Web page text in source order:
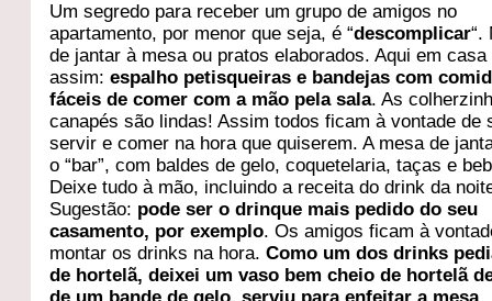
Um segredo para receber um grupo de amigos no
apartamento, por menor que seja, é “descomplicar“.
de jantar à mesa ou pratos elaborados. Aqui em
assim:espalho petisqueiras e bandejas com
fáceis de comer com a mão pela sala. As
canapés são lindas! Assim todos ficam à vontade de
servir e comer na hora que quiserem. A mesa de
o “bar”, com baldes de gelo, coquetelaria, taças e
Deixe tudo à mão, incluindo a receita do drink da
Sugestão: pode ser o drinque mais pedido do seu
casamento, por exemplo. Os amigos ficam à
montar os drinks na hora.Como um dos drinks
de hortelã, deixei um vaso bem cheio de hortelã